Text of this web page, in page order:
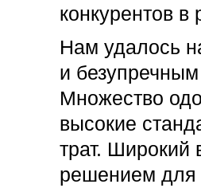
конкурентов в
Нам удалось
и
Множество
высокие
трат. Широкий
решением для